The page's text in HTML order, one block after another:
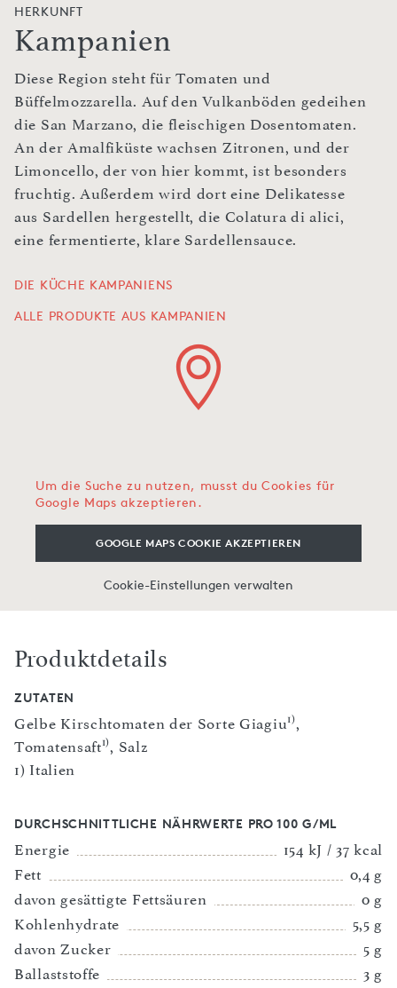
HERKUNFT
Kampanien
Diese Region steht für Tomaten und
Büffelmozzarella. Auf den Vulkanböden gedeihen
die San Marzano, die fleischigen Dosentomaten.
An der Amalfiküste wachsen Zitronen, und der
Limoncello, der von hier kommt, ist besonders
fruchtig. Außerdem wird dort eine Delikatesse
aus Sardellen hergestellt, die Colatura di alici,
eine fermentierte, klare Sardellensauce.
DIE KÜCHE KAMPANIENS
ALLE PRODUKTE AUS KAMPANIEN
Um die Suche zu nutzen, musst du Cookies für
Google Maps akzeptieren.
GOOGLE MAPS COOKIE AKZEPTIEREN
Cookie-Einstellungen verwalten
Produktdetails
ZUTATEN
Gelbe Kirschtomaten der Sorte Giagiu1),
Tomatensaft1), Salz
1) Italien
DURCHSCHNITTLICHE NÄHRWERTE PRO 100 G/ML
Energie
154 kJ / 37 kcal
Fett
0,4 g
davon gesättigte Fettsäuren
0 g
Kohlenhydrate
5,5 g
davon Zucker
5 g
Ballaststoffe
3 g